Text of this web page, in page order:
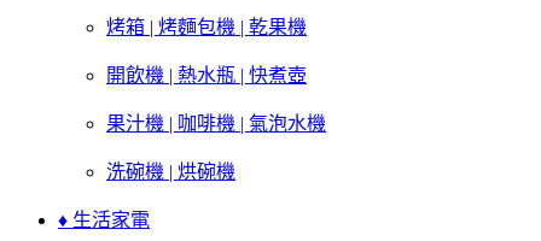
烤箱 | 烤麵包機 | 乾果機
開飲機 | 熱水瓶 | 快煮壺
果汁機 | 咖啡機 | 氣泡水機
洗碗機 | 烘碗機
♦ 生活家電